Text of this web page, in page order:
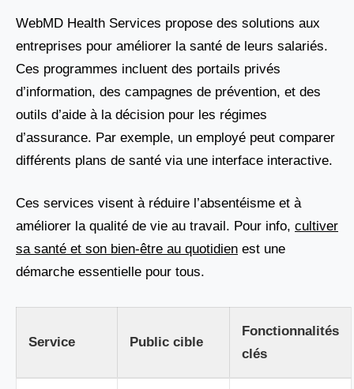
WebMD Health Services propose des solutions aux
entreprises pour améliorer la santé de leurs salariés.
Ces programmes incluent des portails privés
d’information, des campagnes de prévention, et des
outils d’aide à la décision pour les régimes
d’assurance. Par exemple, un employé peut comparer
différents plans de santé via une interface interactive.
Ces services visent à réduire l’absentéisme et à
améliorer la qualité de vie au travail. Pour info, cultiver
sa santé et son bien-être au quotidien est une
démarche essentielle pour tous.
Service Public cible
Fonctionnalités
clés